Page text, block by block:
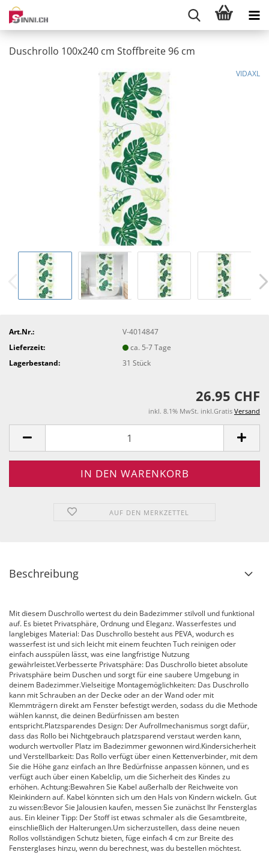
Duschrollo 100x240 cm Stoffbreite 96 cm
VIDAXL
Art.Nr.:
V-4014847
Lieferzeit:
ca. 5-7 Tage
Lagerbestand:
31Stück
26.95 CHF
inkl. 8.1% MwSt. inkl.Gratis Versand
AUF DEN MERKZETTEL
Beschreibung
Mit diesem Duschrollo wertest du dein Badezimmer stilvoll und funktional
auf. Es bietet Privatsphäre, Ordnung und Eleganz. Wasserfestes und
langlebiges Material: Das Duschrollo besteht aus PEVA, wodurch es
wasserfest ist und sich leicht mit einem feuchten Tuch reinigen oder
einfach ausspülen lässt, was eine langfristige Nutzung
gewährleistet.Verbesserte Privatsphäre: Das Duschrollo bietet absolute
Privatsphäre beim Duschen und sorgt für eine saubere Umgebung in
deinem Badezimmer.Vielseitige Montagemöglichkeiten: Das Duschrollo
kann mit Schrauben an der Decke oder an der Wand oder mit
Klemmträgern direkt am Fenster befestigt werden, sodass du die Methode
wählen kannst, die deinen Bedürfnissen am besten
entspricht.Platzsparendes Design: Der Aufrollmechanismus sorgt dafür,
dass das Rollo bei Nichtgebrauch platzsparend verstaut werden kann,
wodurch wertvoller Platz im Badezimmer gewonnen wird.Kindersicherheit
und Verstellbarkeit: Das Rollo verfügt über einen Kettenverbinder, mit dem
Sie die Höhe ganz einfach an Ihre Bedürfnisse anpassen können, und es
verfügt auch über einen Kabelclip, um die Sicherheit des Kindes zu
erhöhen. Achtung:Bewahren Sie Kabel außerhalb der Reichweite von
Kleinkindern auf. Kabel könnten sich um den Hals von Kindern wickeln. Gut
zu wissen:Bevor Sie Jalousien kaufen, messen Sie zunächst Ihr Fensterglas
aus. Ein kleiner Tipp: Der Stoff ist etwas schmaler als die Gesamtbreite,
einschließlich der Halterungen.Um sicherzustellen, dass deine neuen
Rollos vollständigen Schutz bieten, füge einfach 4 cm zur Breite des
Fensterglases hinzu, wenn du berechnest, was du bestellen möchtest.